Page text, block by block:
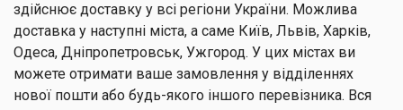
здійснює доставку у всі регіони України. Можлива
доставка у наступні міста, а саме Київ, Львів, Харків,
Одеса, Дніпропетровськ, Ужгород. У цих містах ви
можете отримати ваше замовлення у відділеннях
нової пошти або будь-якого іншого перевізника. Вся